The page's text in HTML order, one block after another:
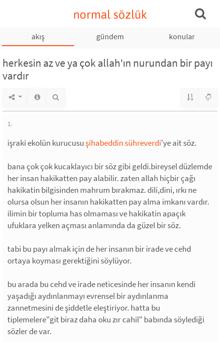
normal sözlük
akış gündem konular
herkesin az ve ya çok allah'ın nurundan bir payı
vardır
1.
işraki ekolün kurucusuşihabeddin sühreverdi'ye ait söz.
bana çok çok kucaklayıcı bir söz gibi geldi.bireysel düzlemde
her insan hakikatten pay alabilir. zaten allah hiçbir çağı
hakikatin bilgisinden mahrum bırakmaz. dili,dini, ırkı ne
olursa olsun her insanın hakikatten pay alma imkanı vardır.
ilimin bir topluma has olmaması ve hakikatin apaçık
ufuklara yelken açması anlamında da güzel bir söz.
tabi bu payı almak için de her insanın bir irade ve cehd
ortaya koyması gerektiğini söylüyor.
bu arada bu cehd ve irade neticesinde her insanın kendi
yaşadığı aydınlanmayı evrensel bir aydınlanma
zannetmesini de şiddetle eleştiriyor. hatta bu
tiplemelere"git biraz daha oku zır cahil" babında söylediği
sözler de var.